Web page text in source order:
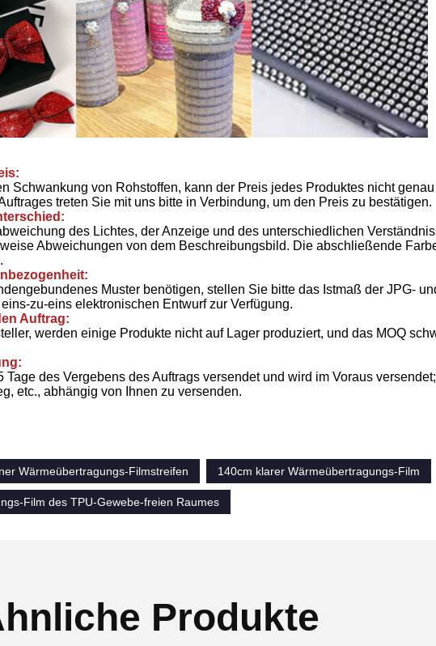
Schwankung von Rohstoffen, kann der Preis jedes Produktes nicht
treten Sie mit uns bitte in Verbindung, um den Preis zu bestätigen.
des Lichtes, der Anzeige und des unterschiedlichen
Abweichungen von dem Beschreibungsbild. Die abschließende
Muster benötigen, stellen Sie bitte das Istmaß der JPG-
zu-eins elektronischen Entwurf zur Verfügung.
Auftrag:
werden einige Produkte nicht auf Lager produziert, und das MOQ
Tage des Vergebens des Auftrags versendet und wird im Voraus
etc., abhängig von Ihnen zu versenden.
Wärmeübertragungs-Filmstreifen
140cm klarer Wärmeübertragungs-Film
Film des TPU-Gewebe-freien Raumes
Produkte